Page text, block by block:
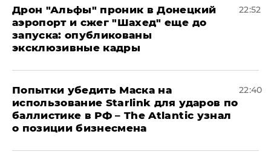
Дрон "Альфы" проник в Донецкий
аэропорт и сжег "Шахед" еще до
запуска: опубликованы
эксклюзивные кадры
22:52
Попытки убедить Маска на
использование Starlink для ударов по
баллистике в РФ – The Atlantic узнал
о позиции бизнесмена
22:40